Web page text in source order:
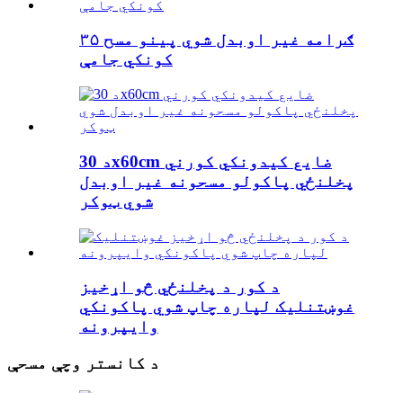
۳۵ ګرامه غیر اوبدل شوي پینو مسح
کونکي جامې
د 30x60cm ضایع کیدونکي کورني
پخلنځي پاکولو مسحونه غیر اوبدل
شوي ټوکر
د کور د پخلنځي څو اړخیز
غوښتنلیک لپاره چاپ شوي پاکونکي
وایپرونه
د کانستر وچې مسحې